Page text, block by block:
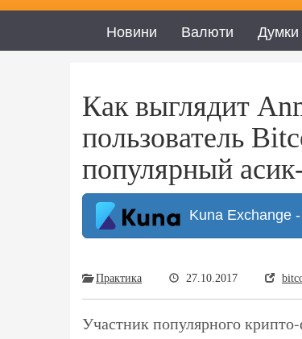
Новини Валюти Думки
Как выглядит
пользователь
популярный
Kuna Exchange
Практика 27.10.2017
Участник популярного